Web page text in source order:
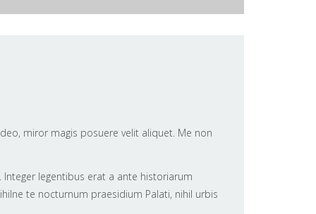
miror magis posuere velit aliquet. Me non
legentibus erat a ante historiarum
te nocturnum praesidium Palati, nihil urbis